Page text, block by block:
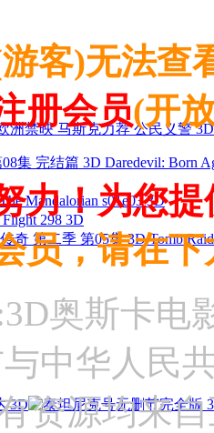
洲禁映 马斯克力荐 公民义警 3D
集 完结篇 3D Daredevil: Born
Mandalorian s01e03 3D
298 3D
奇 第二季 第05集 3D Tomb
客)无法查
册会员(开
力！为您
员，请在
奥斯卡电
中华人民
资源均来